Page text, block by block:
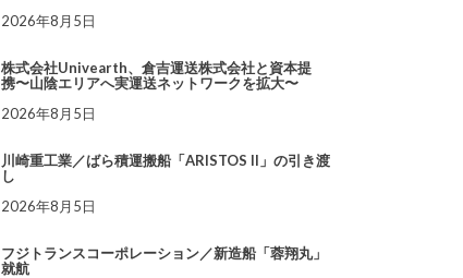
2026年8月5日
株式会社Univearth、倉吉運送株式会社と資本提
携〜山陰エリアへ実運送ネットワークを拡大〜
2026年8月5日
川崎重工業／ばら積運搬船「ARISTOS II」の引き渡
し
2026年8月5日
フジトランスコーポレーション／新造船「蓉翔丸」
就航